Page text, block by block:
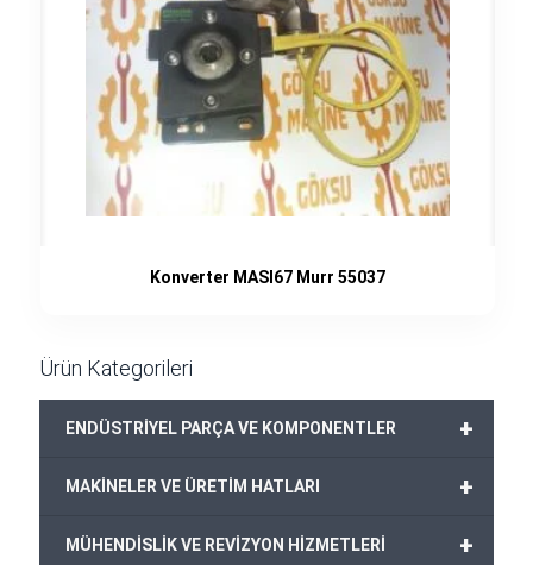
Konverter MASI67 Murr 55037
Ürün Kategorileri
+
ENDÜSTRİYEL PARÇA VE KOMPONENTLER
+
MAKİNELER VE ÜRETİM HATLARI
+
MÜHENDİSLİK VE REVİZYON HİZMETLERİ